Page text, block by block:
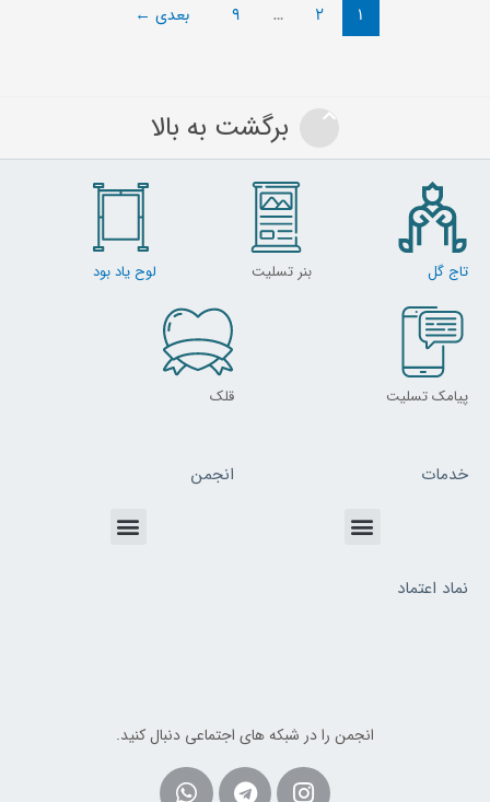
۱ ۲ … ۹ بعدی ←
برگشت به بالا
تاج گل بنر تسلیت لوح یاد بود
پیامک تسلیت قلک
خدمات
Menu
انجمن
Menu
نماد اعتماد
انجمن را در شبکه های اجتماعی دنبال کنید.
Instagram
Telegram
Whatsapp